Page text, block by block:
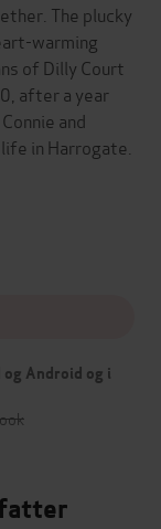
The plucky
warming
of Dilly Court
after a year
and
in Harrogate.
og Android og i